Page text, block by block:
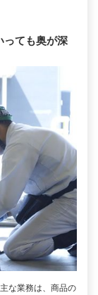
っても奥が深
な業務は、商品の